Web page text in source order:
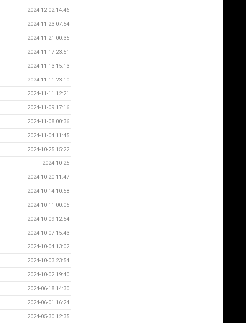
2024-12-02 14:46
2024-11-23 07:54
2024-11-21 00:35
2024-11-17 23:51
2024-11-13 15:13
2024-11-11 23:10
2024-11-11 12:21
2024-11-09 17:16
2024-11-08 00:36
2024-11-04 11:45
2024-10-25 15:22
2024-10-25
2024-10-20 11:47
2024-10-14 10:58
2024-10-11 00:05
2024-10-09 12:54
2024-10-07 15:43
2024-10-04 13:02
2024-10-03 23:54
2024-10-02 19:40
2024-06-18 14:30
2024-06-01 16:24
2024-05-30 12:35